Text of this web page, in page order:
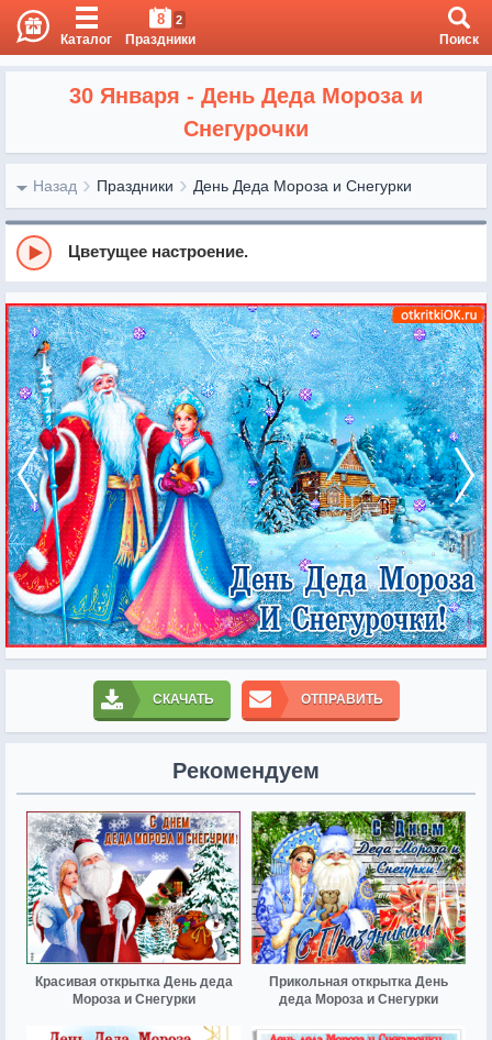
Каталог
8 2
Праздники Поиск
30 Января - День Деда Мороза и
Снегурочки
Назад Праздники День Деда Мороза и Снегурки
Цветущее настроение.
СКАЧАТЬ ОТПРАВИТЬ
Рекомендуем
Красивая открытка День деда
Мороза и Снегурки
Прикольная открытка День
деда Мороза и Снегурки